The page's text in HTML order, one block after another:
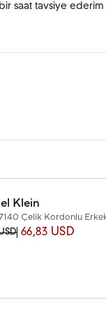
saat tavsiye
Klein
Çelik Kordonlu
66,83 USD